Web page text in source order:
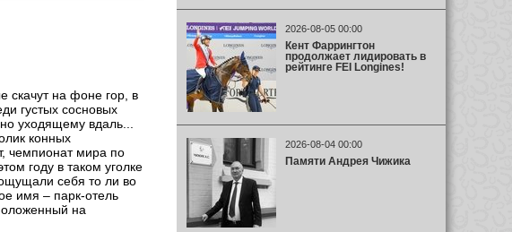
скачут на фоне гор, в
густых сосновых
уходящему вдаль...
конных
чемпионат мира по
году в таком уголке
себя то ли во
имя – парк-отель
на
2026-08-05 00:00
Кент Фаррингтон
продолжает лидировать в
рейтинге FEI Longines!
2026-08-04 00:00
Памяти Андрея Чижика